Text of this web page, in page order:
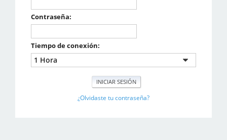
Contraseña:
Tiempo de conexión:
¿Olvidaste tu contraseña?